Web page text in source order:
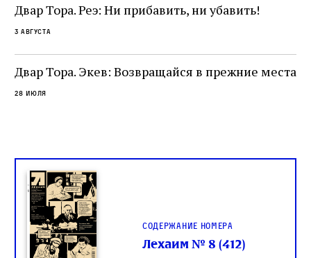
Двар Тора. Реэ: Ни прибавить, ни убавить!
3 августа
Двар Тора. Экев: Возвращайся в прежние места
28 июля
Содержание номера
Лехаим № 8 (412)